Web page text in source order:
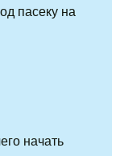
пасеку на
начать